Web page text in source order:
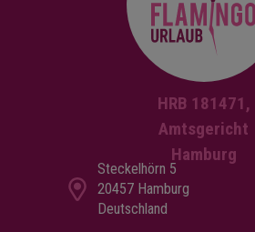
HRB 181471,
Amtsgericht
Hamburg
Steckelhörn 5
20457 Hamburg
Deutschland